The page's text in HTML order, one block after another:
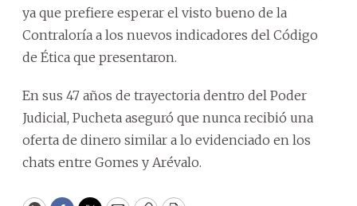
ya que prefiere esperar el visto bueno de la
Contraloría a los nuevos indicadores del Código
de Ética que presentaron.
En sus 47 años de trayectoria dentro del Poder
Judicial, Pucheta aseguró que nunca recibió una
oferta de dinero similar a lo evidenciado en los
chats entre Gomes y Arévalo.